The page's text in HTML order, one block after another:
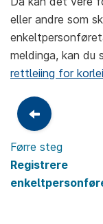
eller andre som
meldinga, kan du
rettleiing for
Førre steg
Registrere